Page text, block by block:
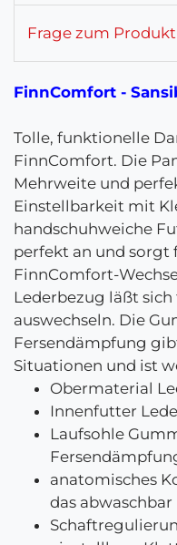
Frage zum Produkt
FinnComfort -
Tolle, funktionelle
FinnComfort. Die
Mehrweite und
Einstellbarkeit mit
handschuhweiche
perfekt an und sorgt
FinnComfort-
Lederbezug läßt
auswechseln. Die
Fersendämpfung
Situationen und ist
Obermaterial
Innenfutter
Laufsohle
anatomisches
das abwaschbar